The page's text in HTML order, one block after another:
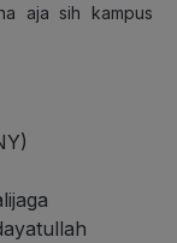
aja sih kampus